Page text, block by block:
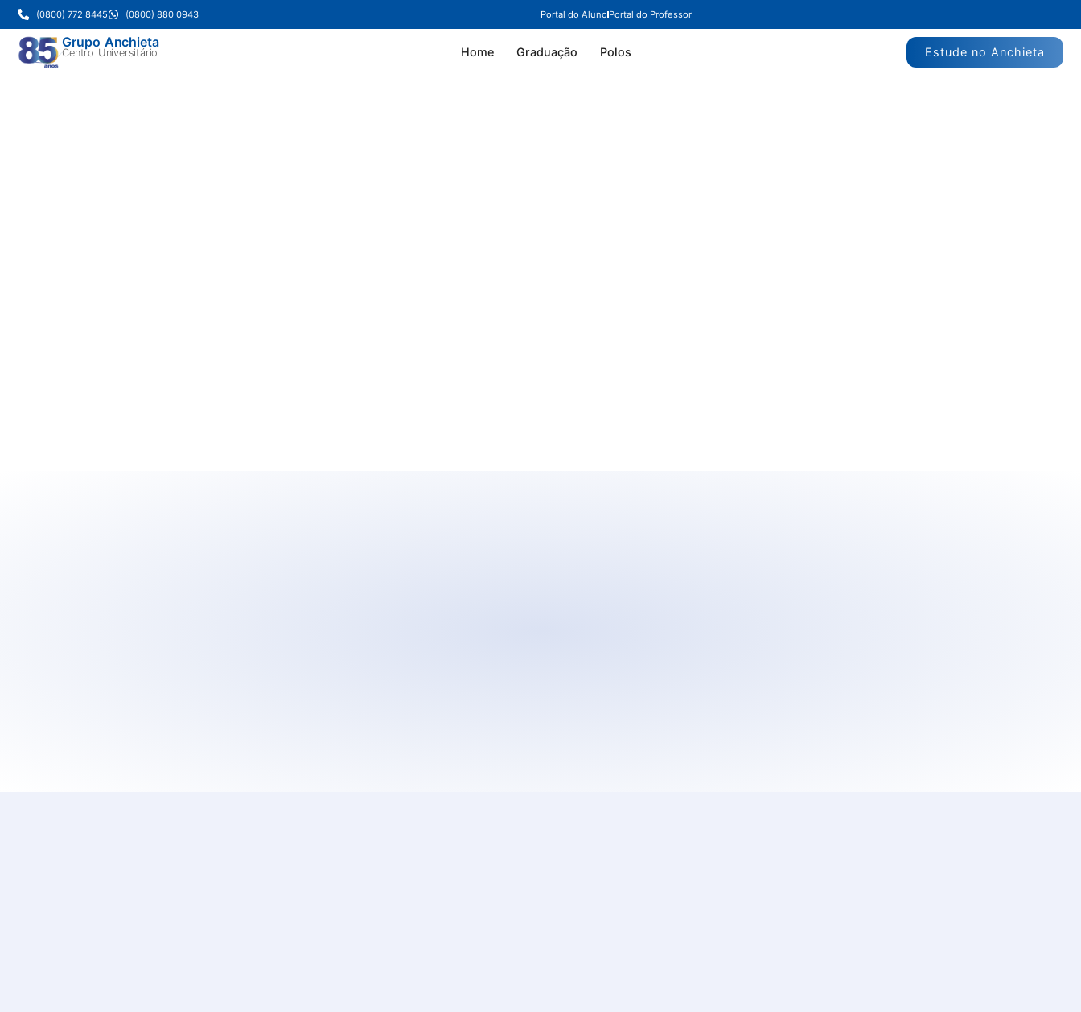
(0800) 772 8445 (0800) 880 0943 Portal do Aluno Portal do Professor
Grupo Anchieta
Centro Universitário Home Graduação Polos Estude no Anchieta